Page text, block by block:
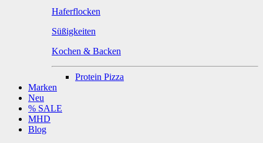
Haferflocken
Süßigkeiten
Kochen & Backen
Protein Pizza
Marken
Neu
% SALE
MHD
Blog